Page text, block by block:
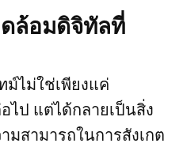
ล้อมดิจิทัลที่
ม์ไม่ใช่เพียงแค่
ป แต่ได้กลายเป็นสิ่ง
มสามารถในการสังเกต